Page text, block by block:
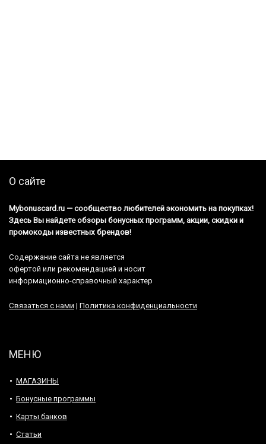
О сайте
Mybonuscard.ru — cообщество любителей экономить на покупках!
Здесь Вы найдете обзоры бонусных программ, акции, скидки и
промокоды известных брендов!
Содержание сайта не является
офертой или рекомендацией и носит
информационно-справочный характер
Связаться с нами | Политика конфиденциальности
МЕНЮ
МАГАЗИНЫ
Бонусные программы
Карты банков
Статьи